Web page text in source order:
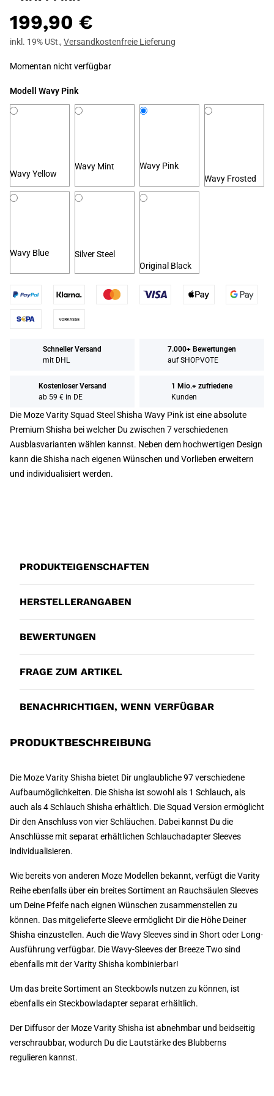
199,90 €
inkl. 19% USt., Versandkostenfreie Lieferung
Momentan nicht verfügbar
Modell Wavy Pink
Wavy Yellow
Wavy Mint
Wavy Pink
Wavy Frosted
Wavy Blue
Silver Steel
Original Black
Schneller Versand
mit DHL
7.000+ Bewertungen
auf SHOPVOTE
Kostenloser Versand
ab 59 € in DE
1 Mio.+ zufriedene
Kunden
Die Moze Varity Squad Steel Shisha Wavy Pink ist eine absolute
Premium Shisha bei welcher Du zwischen 7 verschiedenen
Ausblasvarianten wählen kannst. Neben dem hochwertigen Design
kann die Shisha nach eigenen Wünschen und Vorlieben erweitern
und individualisiert werden.
PRODUKTEIGENSCHAFTEN
HERSTELLERANGABEN
BEWERTUNGEN
FRAGE ZUM ARTIKEL
BENACHRICHTIGEN, WENN VERFÜGBAR
PRODUKTBESCHREIBUNG
Die Moze Varity Shisha bietet Dir unglaubliche 97 verschiedene
Aufbaumöglichkeiten. Die Shisha ist sowohl als 1 Schlauch, als
auch als 4 Schlauch Shisha erhältlich. Die Squad Version ermöglicht
Dir den Anschluss von vier Schläuchen. Dabei kannst Du die
Anschlüsse mit separat erhältlichen Schlauchadapter Sleeves
individualisieren.
Wie bereits von anderen Moze Modellen bekannt, verfügt die Varity
Reihe ebenfalls über ein breites Sortiment an Rauchsäulen Sleeves
um Deine Pfeife nach eignen Wünschen zusammenstellen zu
können. Das mitgelieferte Sleeve ermöglicht Dir die Höhe Deiner
Shisha einzustellen. Auch die Wavy Sleeves sind in Short oder Long-
Ausführung verfügbar. Die Wavy-Sleeves der Breeze Two sind
ebenfalls mit der Varity Shisha kombinierbar!
Um das breite Sortiment an Steckbowls nutzen zu können, ist
ebenfalls ein Steckbowladapter separat erhältlich.
Der Diffusor der Moze Varity Shisha ist abnehmbar und beidseitig
verschraubbar, wodurch Du die Lautstärke des Blubberns
regulieren kannst.